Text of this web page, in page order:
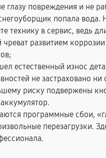
глазу повреждения и не
попала вода.
технику в сервис, ведь
чреват развитием
естественный износ
не застраховано ни
риску подвержены
программные сбои,
перезагрузки.